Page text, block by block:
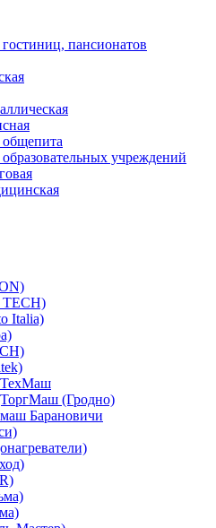
пансионатов
учреждений
Italia)
(Гродно)
Барановичи